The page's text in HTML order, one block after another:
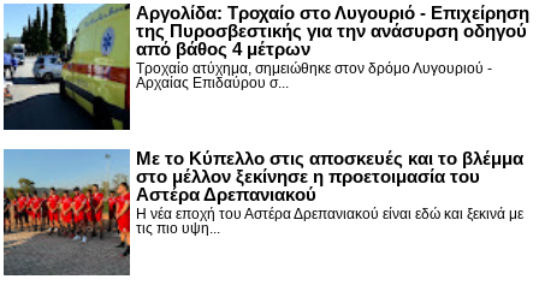
Αργολίδα: Τροχαίο στο Λυγουριό - Επιχείρηση
της Πυροσβεστικής για την ανάσυρση οδηγού
από βάθος 4 μέτρων
Τροχαίο ατύχημα, σημειώθηκε στον δρόμο Λυγουριού -
Αρχαίας Επιδαύρου σ...
Με το Κύπελλο στις αποσκευές και το βλέμμα
στο μέλλον ξεκίνησε η προετοιμασία του
Αστέρα Δρεπανιακού
Η νέα εποχή του Αστέρα Δρεπανιακού είναι εδώ και ξεκινά με
τις πιο υψη...